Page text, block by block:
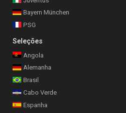
Bayern München
PSG
Seleções
Angola
Alemanha
Brasil
Cabo Verde
Espanha